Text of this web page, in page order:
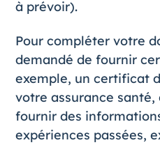
à prévoir).
Pour compléter votre
demandé de fournir
exemple, un certificat
votre assurance santé,
fournir des
expériences passées,